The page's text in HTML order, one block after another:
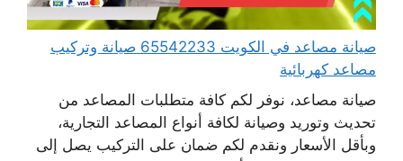
صيانة مصاعد في الكويت 65542233 صيانة وتركيب
مصاعد كهربائية
صيانة مصاعد، نوفر لكم كافة متطلبات المصاعد من
تحديث وتوريد وصيانة لكافة أنواع المصاعد التجارية،
وبأقل الأسعار ونقدم لكم ضمان على التركيب يصل إلى